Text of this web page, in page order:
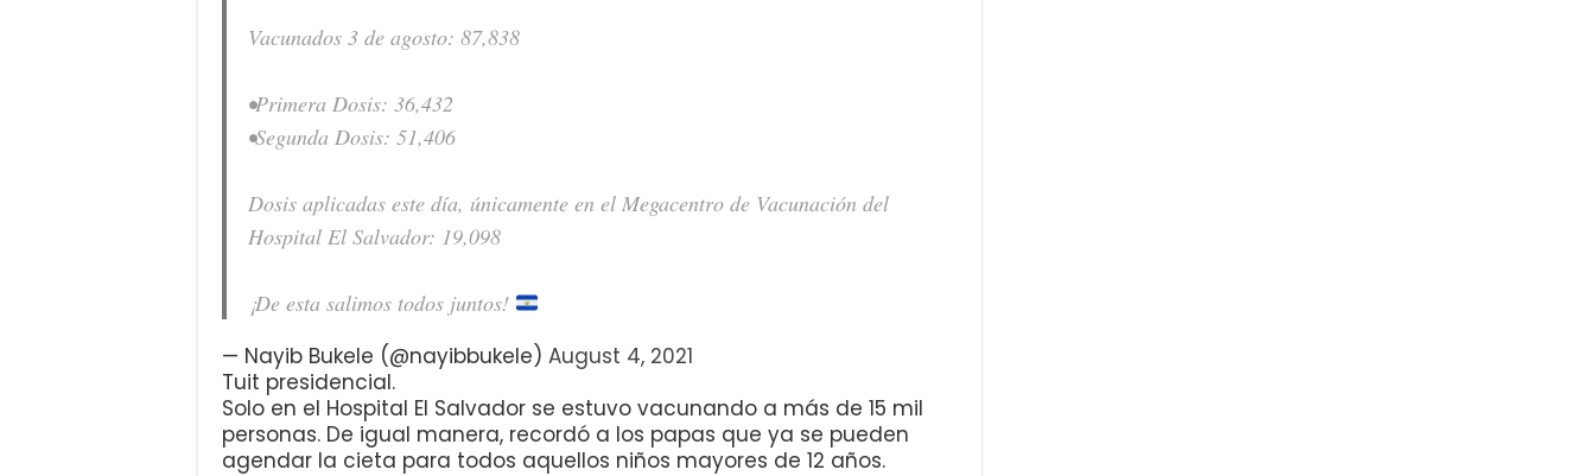
Vacunados 3 de agosto: 87,838
•Primera Dosis: 36,432
•Segunda Dosis: 51,406
Dosis aplicadas este día, únicamente en el Megacentro de Vacunación del
Hospital El Salvador: 19,098
¡De esta salimos todos juntos!
— Nayib Bukele (@nayibbukele) August 4, 2021
Tuit presidencial.
Solo en el Hospital El Salvador se estuvo vacunando a más de 15 mil
personas. De igual manera, recordó a los papas que ya se pueden
agendar la cieta para todos aquellos niños mayores de 12 años.